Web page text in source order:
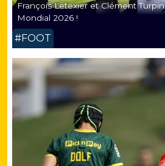
François Letexier et Clément
Mondial 2026 !
#FOOT